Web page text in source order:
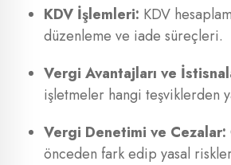
KDV İşlemleri: KDV
düzenleme ve iade süreçleri.
Vergi Avantajları ve
işletmeler hangi teşviklerden
Vergi Denetimi ve Cezalar:
önceden fark edip yasal